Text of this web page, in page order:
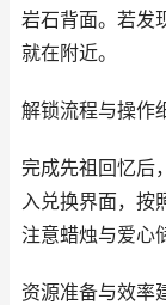
岩石背面。若发
就在附近。
解锁流程与操作
完成先祖回忆后
入兑换界面，按
注意蜡烛与爱心
资源准备与效率